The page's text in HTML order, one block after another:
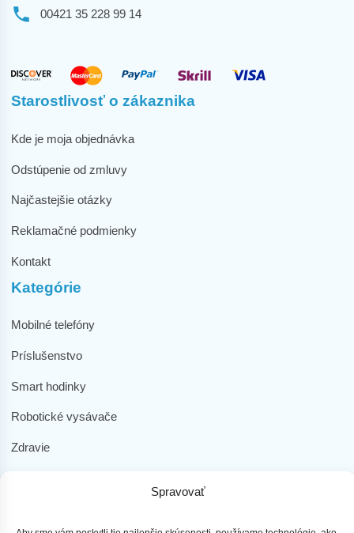
Spravovať
00421 35 228 99 14
Starostlivosť o zákaznika
Kde je moja objednávka
Odstúpenie od zmluvy
Najčastejšie otázky
Reklamačné podmienky
Kontakt
Kategórie
Mobilné telefóny
Príslušenstvo
Smart hodinky
Robotické vysávače
Zdravie